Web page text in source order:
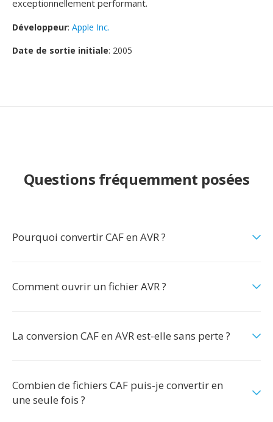
exceptionnellement performant.
Développeur: Apple Inc.
Date de sortie initiale: 2005
Questions fréquemment posées
Pourquoi convertir CAF en AVR ?
Comment ouvrir un fichier AVR ?
La conversion CAF en AVR est-elle sans perte ?
Combien de fichiers CAF puis-je convertir en
une seule fois ?